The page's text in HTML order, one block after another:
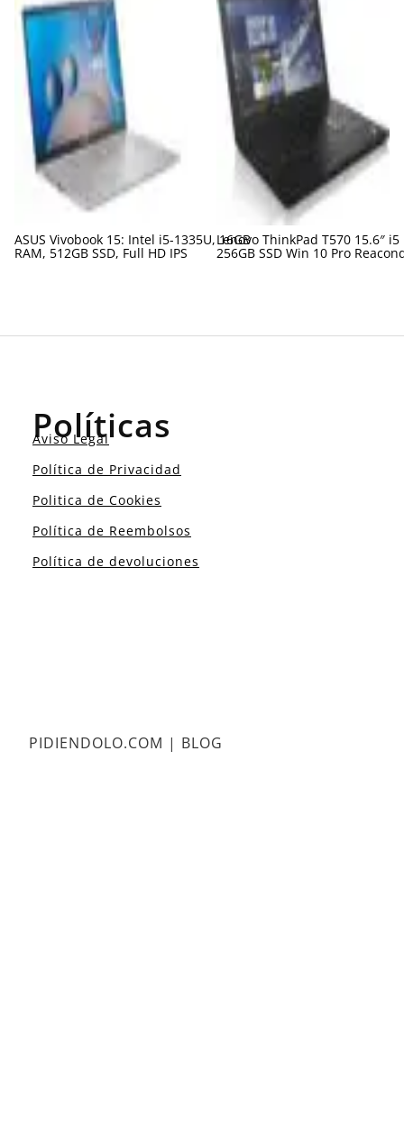
ASUS Vivobook 15: Intel i5-1335U, 16GB
RAM, 512GB SSD, Full HD IPS
Lenovo ThinkPad T570 15.6″ i5
256GB SSD Win 10 Pro
Políticas
Aviso Legal
Política de Privacidad
Politica de Cookies
Política de Reembolsos
Política de devoluciones
PIDIENDOLO.COM | BLOG